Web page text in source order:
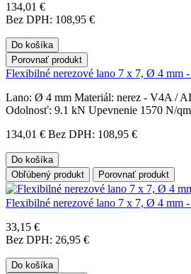
134,01 €
Bez DPH: 108,95 €
Do košíka
Porovnať produkt
Flexibilné nerezové lano 7 x 7, Ø 4 mm
Lano: Ø 4 mm Materiál: nerez - V4A /
Odolnosť: 9.1 kN Upevnenie 1570 N/
134,01 € Bez DPH: 108,95 €
Do košíka
Obľúbený produkt
Porovnať produkt
Flexibilné nerezové lano 7 x 7, Ø 4 mm
33,15 €
Bez DPH: 26,95 €
Do košíka